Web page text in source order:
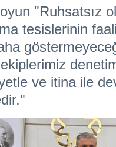
"Ruhsatsız
tesislerinin
ve itina ile